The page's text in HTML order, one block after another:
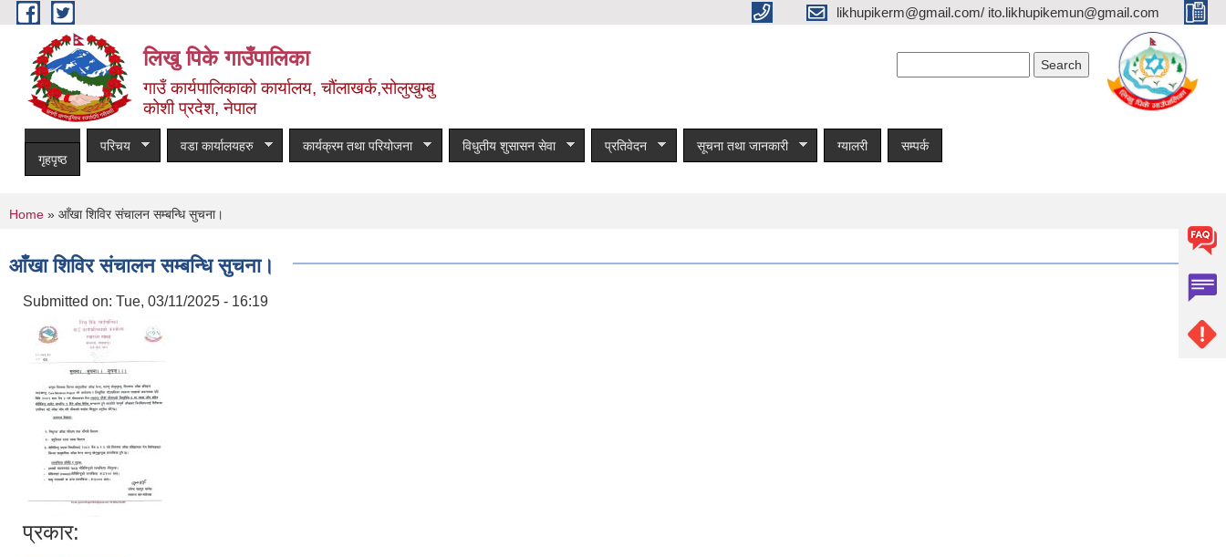
Skip to main content likhupikerm@gmail.com/ ito.likhupikemun@gmail.com
लिखु पिके गाउँपालिका
गाउँ कार्यपालिकाको कार्यालय, चौंलाखर्क,सोलुखुम्बु
कोशी प्रदेश, नेपाल
गृहपृष्ठ
परिचय वडा कार्यालयहरु कार्यक्रम तथा परियोजना विधुतीय शुसासन सेवा प्रतिवेदन सूचना तथा जानकारी ग्यालरी सम्पर्क
You are here
Home » आँखा शिविर संचालन सम्बन्धि सुचना।
आँखा शिविर संचालन सम्बन्धि सुचना।
Submitted on: Tue, 03/11/2025 - 16:19
प्रकार: